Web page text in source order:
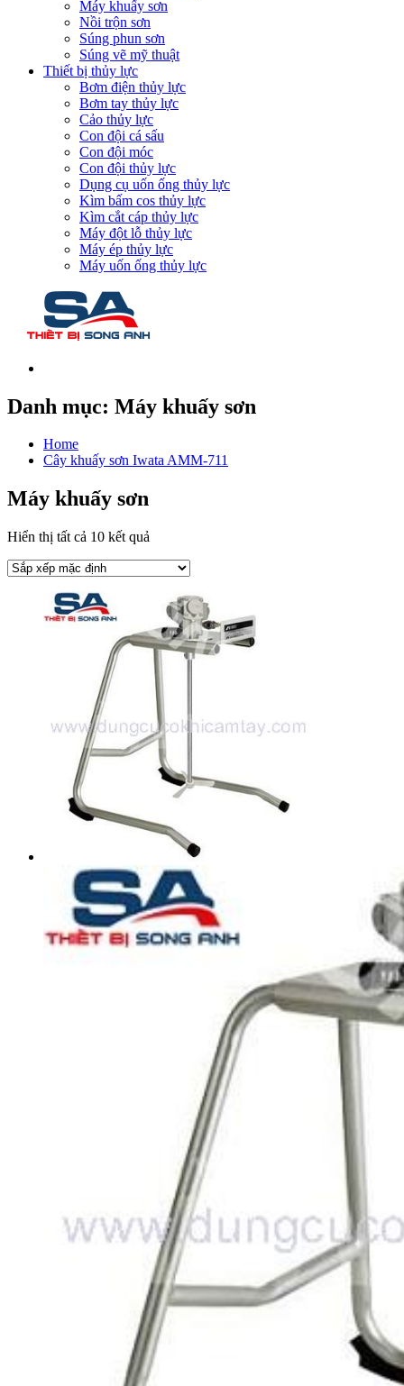
Máy khuấy sơn
Nồi trộn sơn
Súng phun sơn
Súng vẽ mỹ thuật
Thiết bị thủy lực
Bơm điện thủy lực
Bơm tay thủy lực
Cảo thủy lực
Con đội cá sấu
Con đội móc
Con đội thủy lực
Dụng cụ uốn ống thủy lực
Kìm bấm cos thủy lực
Kìm cắt cáp thủy lực
Máy đột lỗ thủy lực
Máy ép thủy lực
Máy uốn ống thủy lực
Danh mục: Máy khuấy sơn
Home
Cây khuấy sơn Iwata AMM-711
Máy khuấy sơn
Hiển thị tất cả 10 kết quả